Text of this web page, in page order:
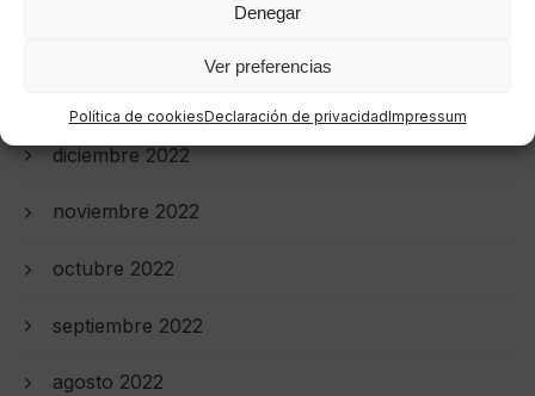
Denegar
Ver preferencias
Política de cookiesDeclaración de privacidadImpressum
diciembre 2022
noviembre 2022
octubre 2022
septiembre 2022
agosto 2022